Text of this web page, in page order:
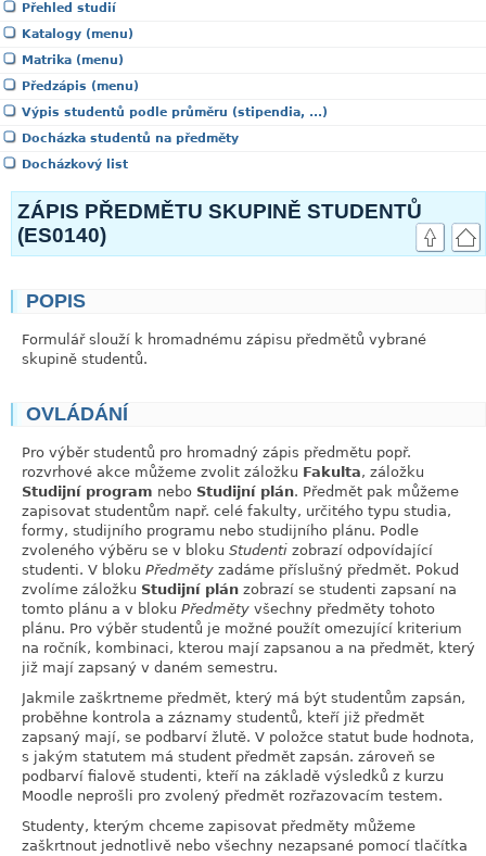
Přehled studií
Katalogy (menu)
Matrika (menu)
Předzápis (menu)
Výpis studentů podle průměru (stipendia, ...)
Docházka studentů na předměty
Docházkový list
ZÁPIS PŘEDMĚTU SKUPINĚ STUDENTŮ
(ES0140)
POPIS
Formulář slouží k hromadnému zápisu předmětů vybrané
skupině studentů.
OVLÁDÁNÍ
Pro výběr studentů pro hromadný zápis předmětu popř.
rozvrhové akce můžeme zvolit záložku Fakulta, záložku
Studijní program nebo Studijní plán. Předmět pak můžeme
zapisovat studentům např. celé fakulty, určitého typu studia,
formy, studijního programu nebo studijního plánu. Podle
zvoleného výběru se v bloku Studenti zobrazí odpovídající
studenti. V bloku Předměty zadáme příslušný předmět. Pokud
zvolíme záložku Studijní plán zobrazí se studenti zapsaní na
tomto plánu a v bloku Předměty všechny předměty tohoto
plánu. Pro výběr studentů je možné použít omezující kriterium
na ročník, kombinaci, kterou mají zapsanou a na předmět, který
již mají zapsaný v daném semestru.
Jakmile zaškrtneme předmět, který má být studentům zapsán,
proběhne kontrola a záznamy studentů, kteří již předmět
zapsaný mají, se podbarví žlutě. V položce statut bude hodnota,
s jakým statutem má student předmět zapsán. zároveň se
podbarví fialově studenti, kteří na základě výsledků z kurzu
Moodle neprošli pro zvolený předmět rozřazovacím testem.
Studenty, kterým chceme zapisovat předměty můžeme
zaškrtnout jednotlivě nebo všechny nezapsané pomocí tlačítka